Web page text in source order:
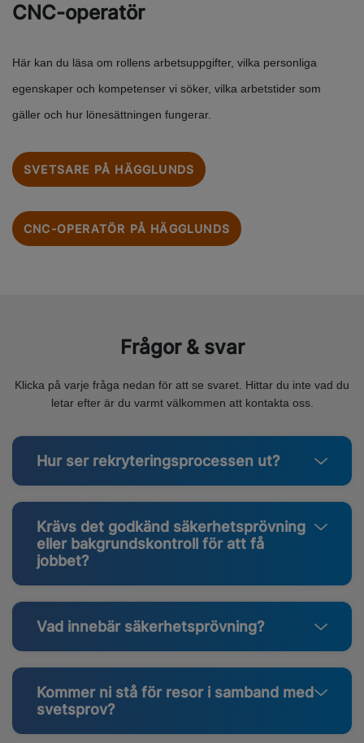
CNC-operatör
Här kan du läsa om rollens arbetsuppgifter, vilka personliga
egenskaper och kompetenser vi söker, vilka arbetstider som
gäller och hur lönesättningen fungerar.
SVETSARE PÅ HÄGGLUNDS
CNC-OPERATÖR PÅ HÄGGLUNDS
Frågor & svar
Klicka på varje fråga nedan för att se svaret. Hittar du inte vad du
letar efter är du varmt välkommen att kontakta oss.
Hur ser rekryteringsprocessen ut?
Krävs det godkänd säkerhetsprövning
eller bakgrundskontroll för att få
jobbet?
Vad innebär säkerhetsprövning?
Kommer ni stå för resor i samband med
svetsprov?